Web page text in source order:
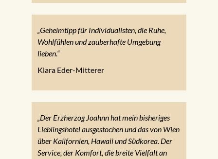
„Geheimtipp für Individualisten, die Ruhe,
Wohlfühlen und zauberhafte Umgebung
lieben.“
Klara Eder-Mitterer
„Der Erzherzog Joahnn hat mein bisheriges
Lieblingshotel ausgestochen und das von Wien
über Kalifornien, Hawaii und Südkorea. Der
Service, der Komfort, die breite Vielfalt an